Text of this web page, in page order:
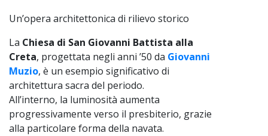
Un’opera architettonica di rilievo storico
La Chiesa di San Giovanni Battista alla
Creta, progettata negli anni ’50 da Giovanni
Muzio, è un esempio significativo di
architettura sacra del periodo.
All’interno, la luminosità aumenta
progressivamente verso il presbiterio, grazie
alla particolare forma della navata.